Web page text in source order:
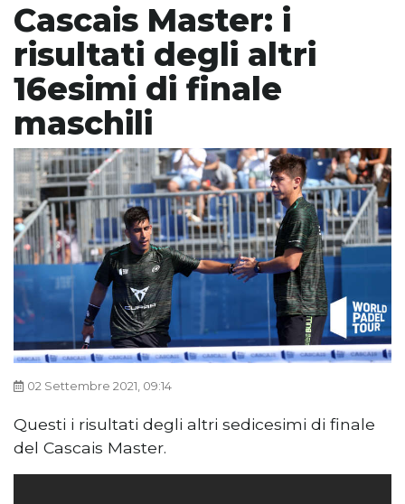
Cascais Master: i
risultati degli altri
16esimi di finale
maschili
02 Settembre 2021, 09:14
Questi i risultati degli altri sedicesimi di finale
del Cascais Master.